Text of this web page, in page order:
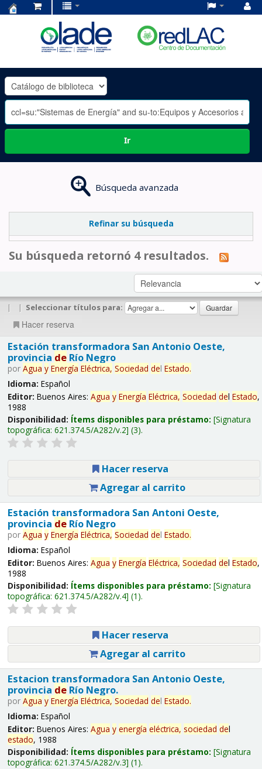
OLADE
-
Ir
Búsqueda avanzada
Refinar su búsqueda
Su búsqueda retornó 4 resultados.
| | Seleccionar títulos para:
Hacer reserva
Estación transformadora San Antonio Oeste,
provincia deRío Negro
por Agua y Energía Eléctrica, Sociedad del Estado.
Idioma: Español
Editor: Buenos Aires: Agua y Energía Eléctrica, Sociedad del Estado,
1988
Disponibilidad: Ítems disponibles para préstamo: Signatura
topográfica: 621.374.5/A282/v.2 (3).
Hacer reserva
Agregar al carrito
Estación transformadora San Antoni Oeste,
provincia deRío Negro
por Agua y Energía Eléctrica, Sociedad del Estado.
Idioma: Español
Editor: Buenos Aires: Agua y Energía Eléctrica, Sociedad del Estado,
1988
Disponibilidad: Ítems disponibles para préstamo: Signatura
topográfica: 621.374.5/A282/v.4 (1).
Hacer reserva
Agregar al carrito
Estacion transformadora San Antonio Oeste,
provincia deRío Negro.
por Agua y Energía Eléctrica, Sociedad del Estado.
Idioma: Español
Editor: Buenos Aires: Agua y energía eléctrica, sociedad del
estado, 1988
Disponibilidad: Ítems disponibles para préstamo: Signatura
topográfica: 621.374.5/A282/v.3 (1).